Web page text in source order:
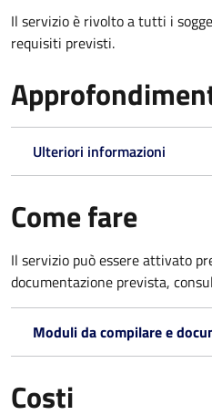
Il servizio è rivolto a tutti i
requisiti previsti.
Ulteriori informazioni
Come fare
Il servizio può essere attivato
documentazione prevista,
Moduli da compilare e
Costi